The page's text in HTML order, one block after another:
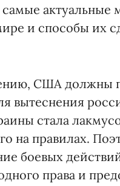
самые актуальные
и способы их
США должны
вытеснения
стала
на правилах.
боевых
права и